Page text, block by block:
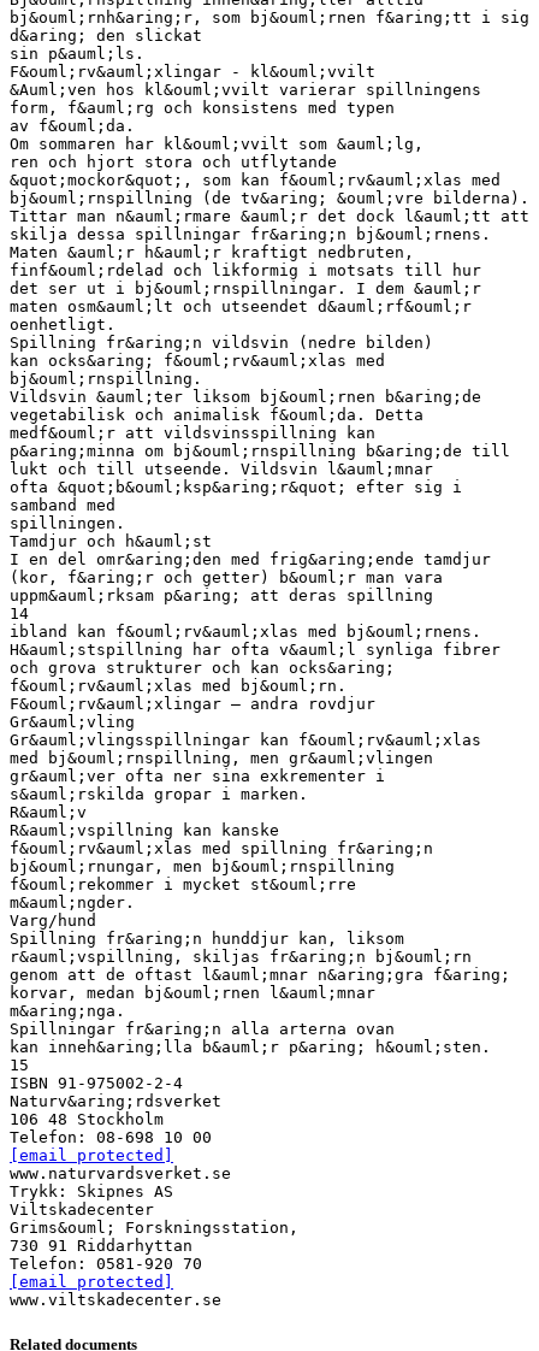
[email protected]
www.naturvardsverket.se
Trykk: Skipnes AS
Viltskadecenter
Grims&ouml; Forskningsstation,
730 91 Riddarhyttan
[email protected]
Related documents